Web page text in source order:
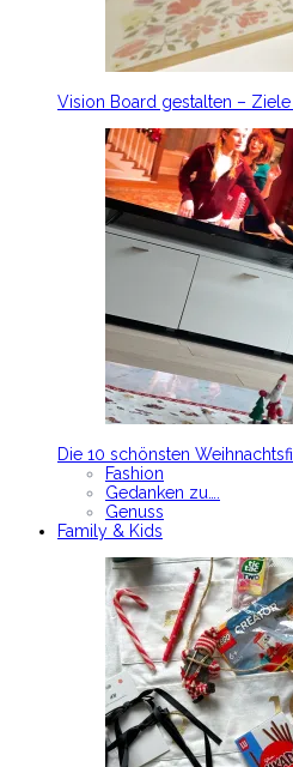
Vision Board gestalten –
Die 10 schönsten
Fashion
Gedanken zu….
Genuss
Family & Kids